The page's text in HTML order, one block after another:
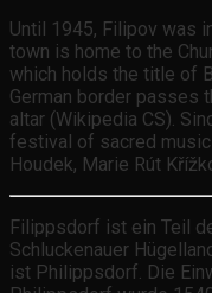
Until 1945, Filipov was
town is home to the
which holds the title of
German border passes
altar (Wikipedia CS).
festival of sacred
Houdek, Marie Rút
Filippsdorf ist ein Teil
Schluckenauer
ist Philippsdorf. Die